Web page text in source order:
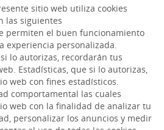
sitio web utiliza cookies
las siguientes
permiten el buen funcionamiento
experiencia personalizada.
lo autorizas, recordarán tus
Estadísticas, que si lo autorizas,
web con fines estadísticos.
comportamental las cuales
web con la finalidad de analizar tu
personalizar los anuncios y medir